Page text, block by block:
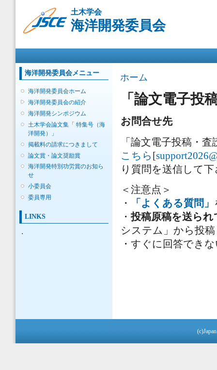
動
土木学会
海洋開発委員会
海洋開発委員会メニュー
海洋開発委員会ホーム
海洋開発委員会の紹介
海洋開発シンポジウム
土木学会論文集「 特集号（海
洋開発）」
掲載料の請求につきまして
論文賞・論文奨励賞
海洋開発特別功労賞のお知ら
せ
小委員会
委員専用
LINKS
・
現在地
ホーム
「論文電子投
お問合せ先
「論文電子投稿・
こちら [
り質問を送信して
＜注意点＞
・
「よくある質問」
・投稿原稿を送ら
システム」から投
・すぐに回答でき